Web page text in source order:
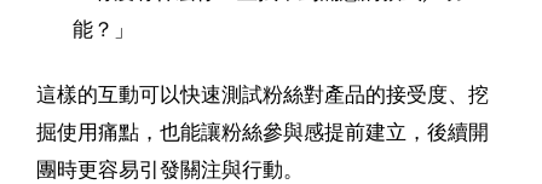
能？」
這樣的互動可以快速測試粉絲對產品的接受度、挖
掘使用痛點，也能讓粉絲參與感提前建立，後續開
團時更容易引發關注與行動。